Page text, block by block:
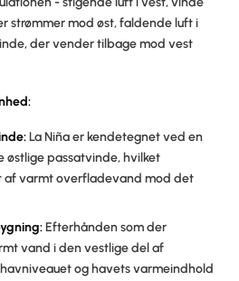
strømmer mod øst, faldende luft i
der vender tilbage mod vest
La Niña er kendetegnet ved en
østlige passatvinde, hvilket
af varmt overfladevand mod det
Efterhånden som der
vand i den vestlige del af
og havets varmeindhold